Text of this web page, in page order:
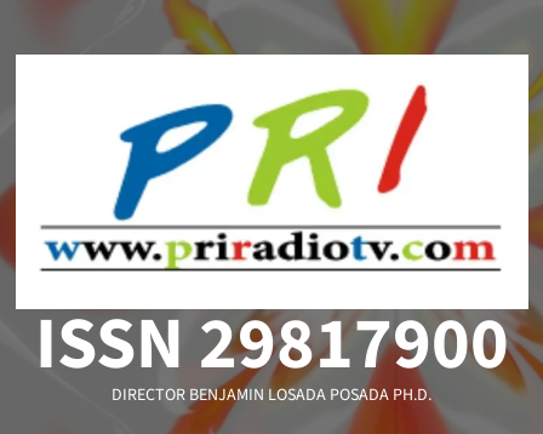
ISSN 29817900
DIRECTOR BENJAMIN LOSADA POSADA PH.D.